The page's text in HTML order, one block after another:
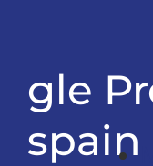
gle
spain